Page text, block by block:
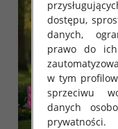
dostępu,
danych,
prawo do ich
w tym
sprzeciwu
danych
prywatności.